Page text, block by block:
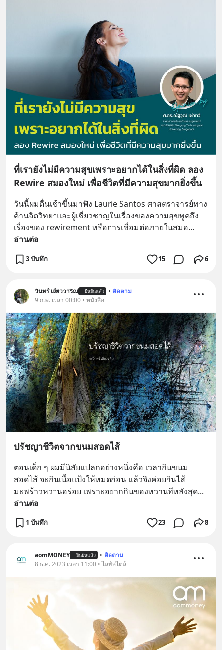
ที่เรายังไม่มีความสุขเพราะอยากได้ในสิ่งที่ผิด ลอง
Rewire สมองใหม่ เพื่อชีวิตที่มีความสุขมากยิ่งขึ้น
วันนี้ผมตื่นเช้าขึ้นมาฟัง Laurie Santos ศาสตราจารย์ทาง
ด้านจิตวิทยาและผู้เชี่ยวชาญในเรื่องของความสุขพูดถึง
เรื่องของ rewirement หรือการเชื่อมต่อภายในสมอ
อ่านต่อ
3 บันทึก 15 6
วินทร์ เลียววาริณ ยืนยันแล้ว • ติดตาม
9 ก.พ. เวลา 00:00 • หนังสือ
ปรัชญาชีวิตจากขนมสอดไส้
ตอนเด็ก ๆ ผมมีนิสัยแปลกอย่างหนึ่งคือ เวลากินขนม
สอดไส้ จะกินเนื้อแป้งให้หมดก่อน แล้วจึงค่อยกินไส้
มะพร้าวหวานอร่อย เพราะอยากกินของหวานทีหลังสุด
อ่านต่อ
1 บันทึก 23 8
aomMONEY ยืนยันแล้ว • ติดตาม
8 ธ.ค. 2023 เวลา 11:00 • ไลฟ์สไตล์